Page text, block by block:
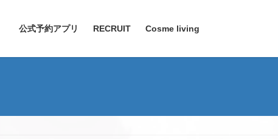
公式予約アプリ RECRUIT Cosme living